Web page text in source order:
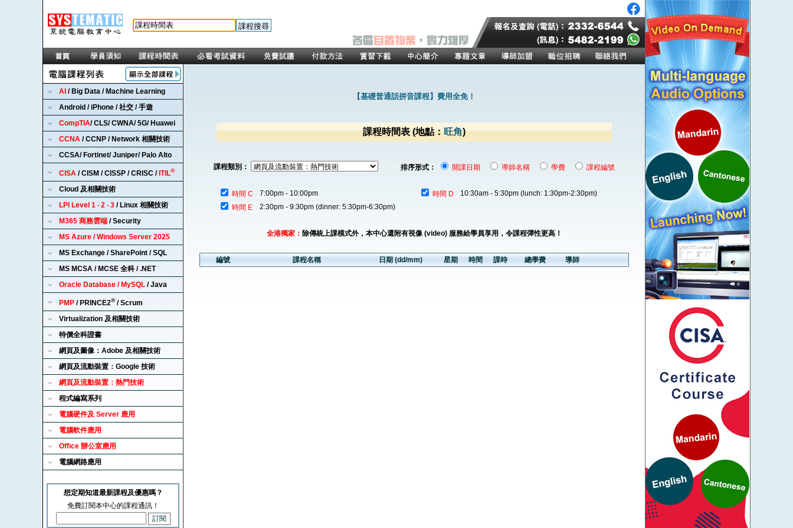
AI / Big Data / Machine Learning
Android / iPhone / 社交 / 手遊
CompTIA/ CLS/ CWNA/ 5G/ Huawei
CCNA / CCNP / Network 相關技術
CCSA/ Fortinet/ Juniper/ Palo Alto
CISA / CISM / CISSP / CRISC / ITIL®
Cloud 及相關技術
LPI Level 1 ‧ 2 ‧ 3 / Linux 相關技術
M365 商務雲端 / Security
MS Azure / Windows Server 2025
MS Exchange / SharePoint / SQL
MS MCSA / MCSE 全科 / .NET
Oracle Database / MySQL / Java
PMP / PRINCE2®/ Scrum
Virtualization 及相關技術
特價全科證書
網頁及圖像：Adobe 及相關技術
網頁及流動裝置：Google 技術
網頁及流動裝置：熱門技術
程式編寫系列
電腦硬件及 Server 應用
電腦軟件應用
Office 辦公室應用
電腦網路應用
想定期知道最新課程及優惠嗎？
免費訂閱本中心的課程通訊！
【基礎普通話拼音課程】費用全免！
課程時間表(地點：旺角)
課程類別： 排序形式： 開課日期 導師名稱 學費 課程編號
時間 C 7:00pm - 10:00pm 時間 D
10:30am - 5:30pm (lunch: 1:30pm-2:30pm)
時間 E
2:30pm - 9:30pm (dinner: 5:30pm-6:30pm)
全港獨家： 除傳統上課模式外，本中心還附有視像 (video) 服務給學員享用，令課程彈性更高！
編號 課程名稱 日期 (dd/mm) 星期 時間 課時 總學費 導師